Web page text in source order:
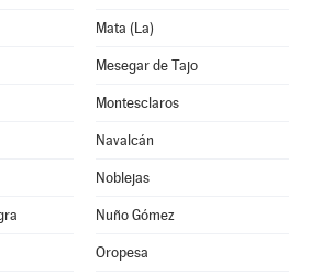
Mata (La)
Mesegar de Tajo
Montesclaros
Navalcán
Noblejas
Nuño Gómez
Oropesa